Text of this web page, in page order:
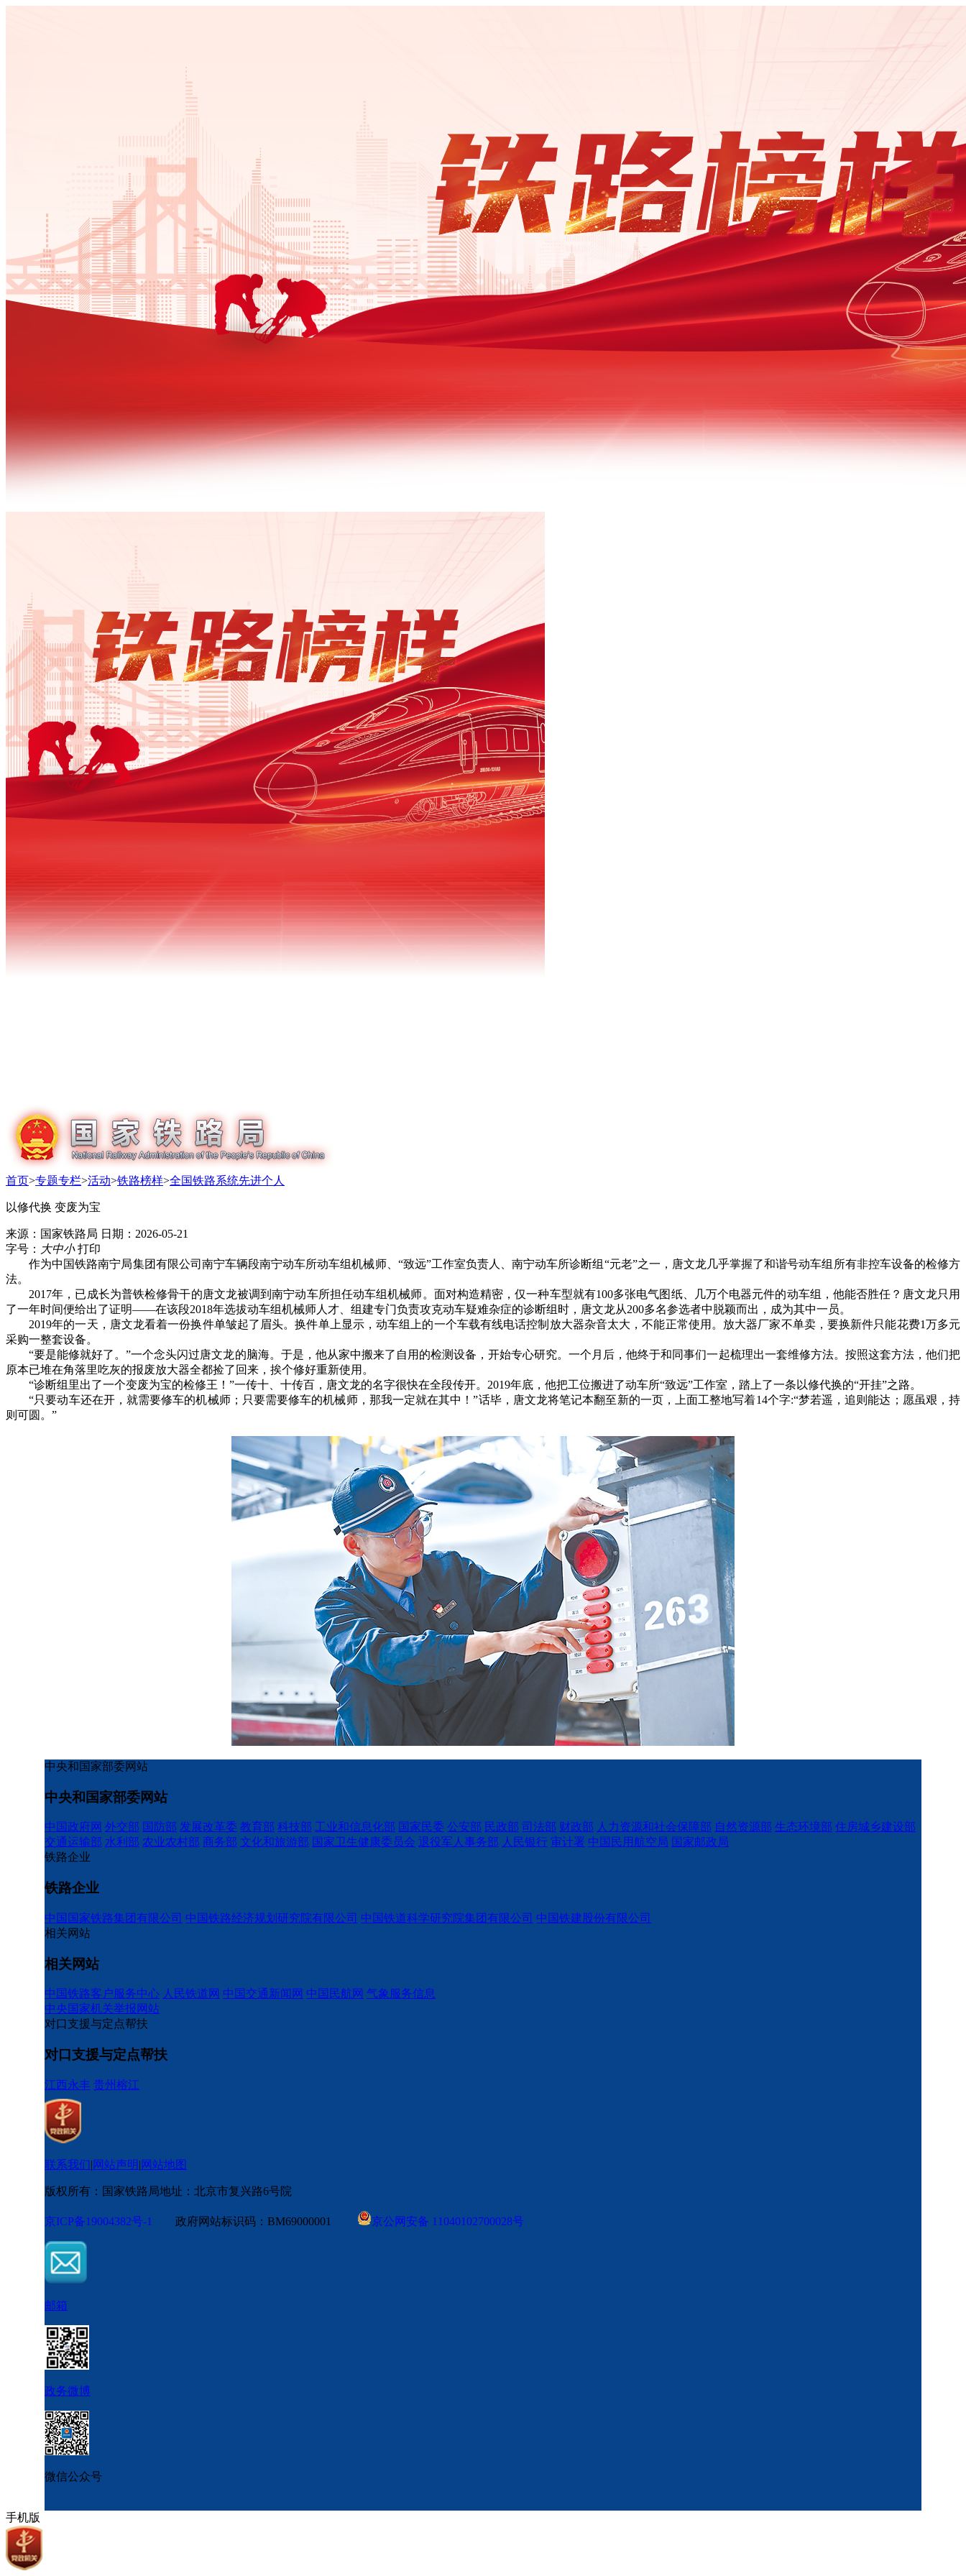
首页>专题专栏>活动>铁路榜样>全国铁路系统先进个人
以修代换 变废为宝
来源：国家铁路局 日期：2026-05-21
字号： 大中小 打印
作为中国铁路南宁局集团有限公司南宁车辆段南宁动车所动车组机械师、“致远”工作室负责人、南宁动车所诊断组“元老”之一，唐文龙几乎掌握了和谐号动车组所有非控车设备的检修方
法。
2017年，已成长为普铁检修骨干的唐文龙被调到南宁动车所担任动车组机械师。面对构造精密，仅一种车型就有100多张电气图纸、几万个电器元件的动车组，他能否胜任？唐文龙只用
了一年时间便给出了证明——在该段2018年选拔动车组机械师人才、组建专门负责攻克动车疑难杂症的诊断组时，唐文龙从200多名参选者中脱颖而出，成为其中一员。
2019年的一天，唐文龙看着一份换件单皱起了眉头。换件单上显示，动车组上的一个车载有线电话控制放大器杂音太大，不能正常使用。放大器厂家不单卖，要换新件只能花费1万多元
采购一整套设备。
“要是能修就好了。”一个念头闪过唐文龙的脑海。于是，他从家中搬来了自用的检测设备，开始专心研究。一个月后，他终于和同事们一起梳理出一套维修方法。按照这套方法，他们把
原本已堆在角落里吃灰的报废放大器全都捡了回来，挨个修好重新使用。
“诊断组里出了一个变废为宝的检修王！”一传十、十传百，唐文龙的名字很快在全段传开。2019年底，他把工位搬进了动车所“致远”工作室，踏上了一条以修代换的“开挂”之路。
“只要动车还在开，就需要修车的机械师；只要需要修车的机械师，那我一定就在其中！”话毕，唐文龙将笔记本翻至新的一页，上面工整地写着14个字:“梦若遥，追则能达；愿虽艰，持
则可圆。”
中央和国家部委网站
中央和国家部委网站
中国政府网 外交部 国防部 发展改革委 教育部 科技部 工业和信息化部 国家民委 公安部 民政部 司法部 财政部 人力资源和社会保障部 自然资源部 生态环境部 住房城乡建设部
交通运输部 水利部 农业农村部 商务部 文化和旅游部 国家卫生健康委员会 退役军人事务部 人民银行 审计署 中国民用航空局 国家邮政局
铁路企业
铁路企业
中国国家铁路集团有限公司 中国铁路经济规划研究院有限公司 中国铁道科学研究院集团有限公司 中国铁建股份有限公司
相关网站
相关网站
中国铁路客户服务中心 人民铁道网 中国交通新闻网 中国民航网 气象服务信息
中央国家机关举报网站
对口支援与定点帮扶
对口支援与定点帮扶
江西永丰 贵州榕江
联系我们|网站声明|网站地图
版权所有：国家铁路局地址：北京市复兴路6号院
京ICP备19004382号-1 政府网站标识码：BM69000001 京公网安备 11040102700028号
邮箱
政务微博
微信公众号
手机版